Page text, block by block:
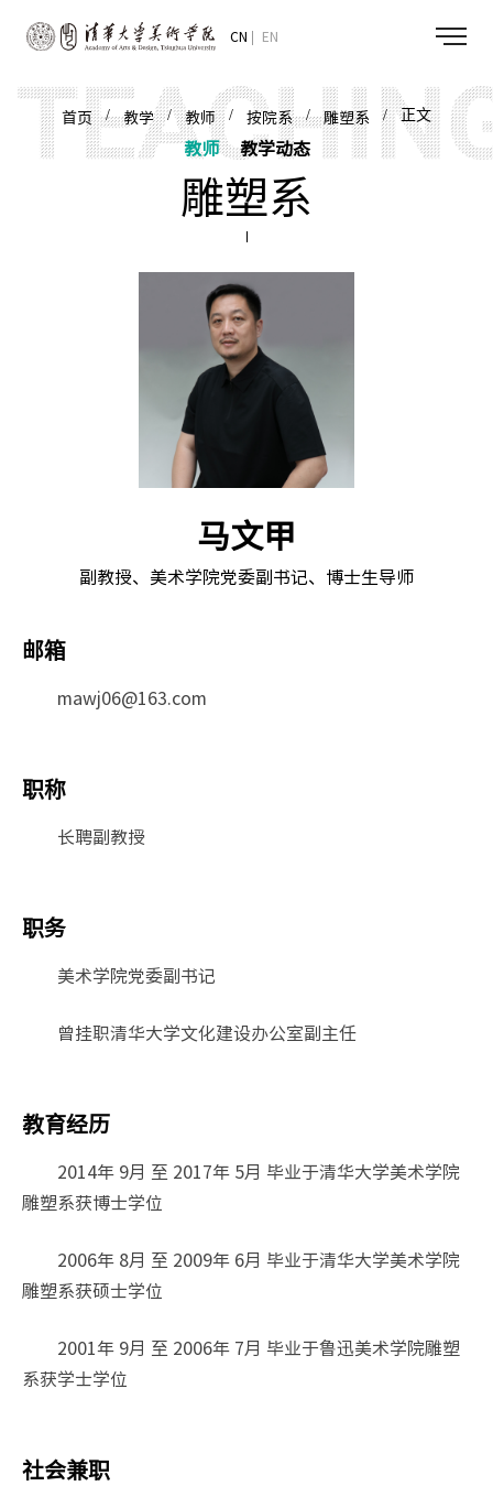
CN EN
首页/教学/教师/ 按院系/雕塑系 / 正文
教师 教学动态
雕塑系
马文甲
​副教授、美术学院党委副书记、博士生导师
邮箱
mawj06@163.com
职称
长聘副教授
职务
美术学院党委副书记
曾挂职清华大学文化建设办公室副主任
教育经历
2014年 9月 至 2017年 5月 毕业于清华大学美术学院
雕塑系获博士学位
2006年 8月 至 2009年 6月 毕业于清华大学美术学院
雕塑系获硕士学位
2001年 9月 至 2006年 7月 毕业于鲁迅美术学院雕塑
系获学士学位
社会兼职